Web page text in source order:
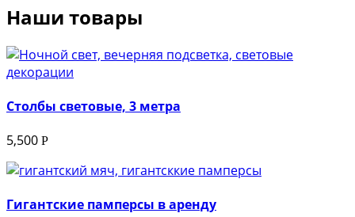
Наши товары
Столбы световые, 3 метра
5,500 Р
Гигантские памперсы в аренду